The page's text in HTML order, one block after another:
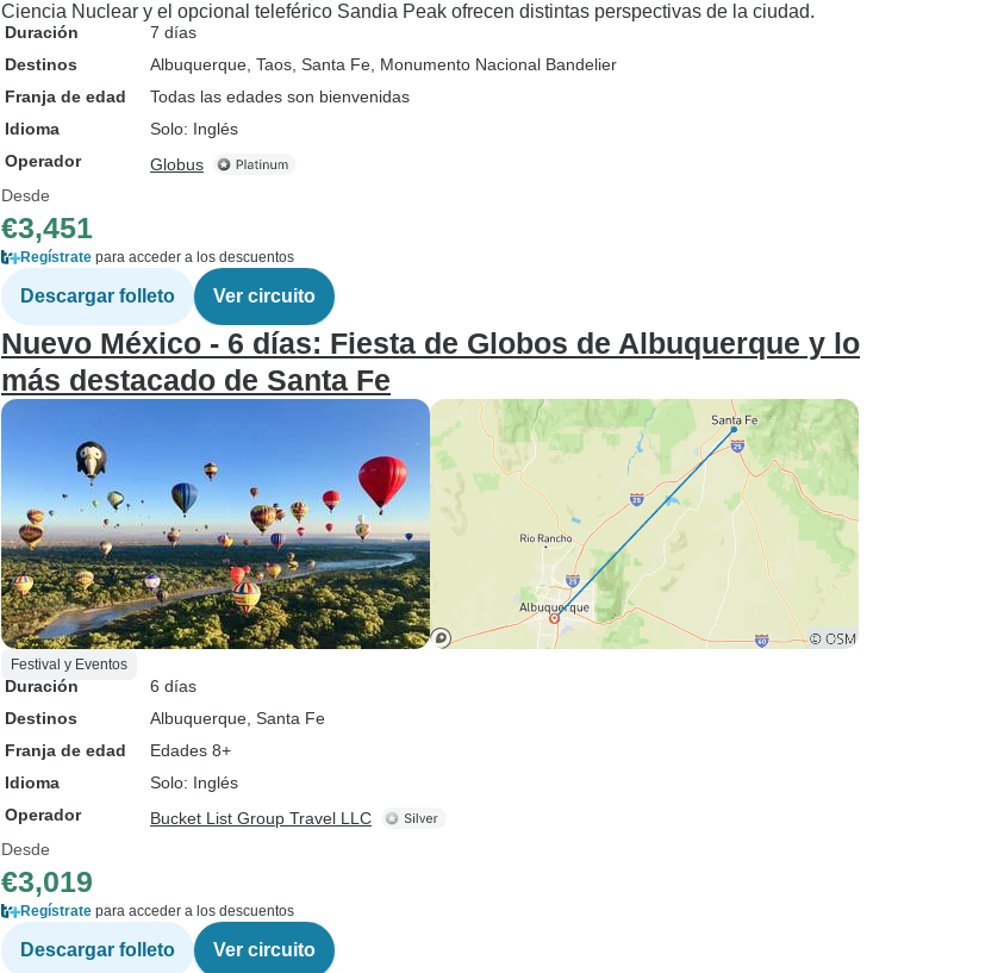
Ciencia Nuclear y el opcional teleférico Sandia Peak ofrecen distintas perspectivas de la ciudad.
Duración
7 días
Destinos
Albuquerque , Taos , Santa Fe , Monumento Nacional Bandelier
Franja de edad
Todas las edades son bienvenidas
Idioma
Solo: Inglés
Operador
Globus
Desde
€3,451
Regístrate para acceder a los descuentos
Descargar folleto Ver circuito
Nuevo México - 6 días: Fiesta de Globos de Albuquerque y lo
más destacado de Santa Fe
Festival y Eventos
Duración
6 días
Destinos
Albuquerque , Santa Fe
Franja de edad
Edades 8+
Idioma
Solo: Inglés
Operador
Bucket List Group Travel LLC
Desde
€3,019
Regístrate para acceder a los descuentos
Descargar folleto Ver circuito